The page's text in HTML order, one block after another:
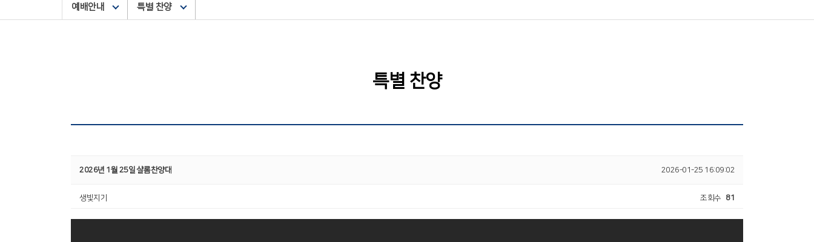
예배안내 특별 찬양
특별 찬양
2026년 1월 25일 샬롬찬양대 2026-01-25 16:09:02
생빛지기 조회수 81